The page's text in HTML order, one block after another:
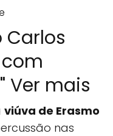
Carlos
Ver mais
viúva de Erasmo
nas